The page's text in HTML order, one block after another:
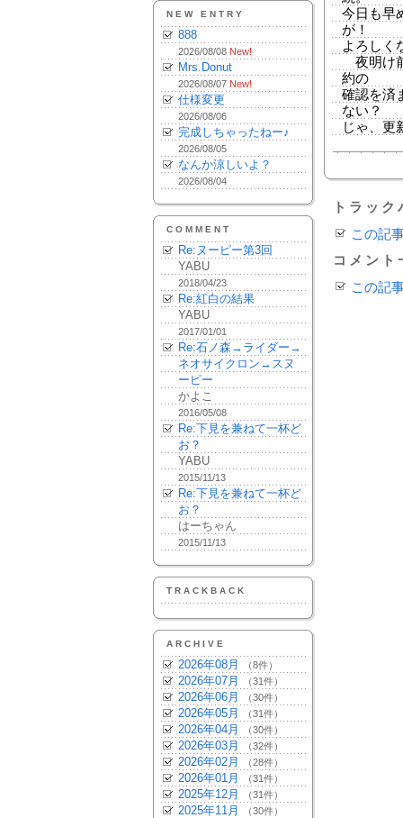
NEW ENTRY
888
2026/08/08 New!
Mrs.Donut
2026/08/07 New!
仕様変更
2026/08/06
完成しちゃったねー♪
2026/08/05
なんか涼しいよ？
2026/08/04
COMMENT
Re:ヌーピー第3回
YABU
2018/04/23
Re:紅白の結果
YABU
2017/01/01
Re:石ノ森→ライダー→
ネオサイクロン→スヌ
ーピー
かよこ
2016/05/08
Re:下見を兼ねて一杯ど
お？
YABU
2015/11/13
Re:下見を兼ねて一杯ど
お？
はーちゃん
2015/11/13
TRACKBACK
ARCHIVE
2026年08月 （8件）
2026年07月 （31件）
2026年06月 （30件）
2026年05月 （31件）
2026年04月 （30件）
2026年03月 （32件）
2026年02月 （28件）
2026年01月 （31件）
2025年12月 （31件）
2025年11月 （30件）
今日も早
が！
よろしく
夜明け
約の
確認を済
ない？
じゃ、更
トラッ
この記
コメント
この記